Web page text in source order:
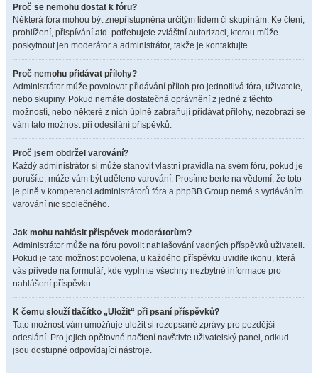
Proč se nemohu dostat k fóru?
Některá fóra mohou být znepřístupněna určitým lidem či skupinám. Ke čtení,
prohlížení, přispívání atd. potřebujete zvláštní autorizaci, kterou může
poskytnout jen moderátor a administrátor, takže je kontaktujte.
Proč nemohu přidávat přílohy?
Administrátor může povolovat přidávání příloh pro jednotlivá fóra, uživatele,
nebo skupiny. Pokud nemáte dostatečná oprávnění z jedné z těchto
možností, nebo některé z nich úplně zabraňují přidávat přílohy, nezobrazí se
vám tato možnost při odesílání příspěvků.
Proč jsem obdržel varování?
Každý administrátor si může stanovit vlastní pravidla na svém fóru, pokud je
porušíte, může vám být uděleno varování. Prosíme berte na vědomí, že toto
je plně v kompetenci administrátorů fóra a phpBB Group nemá s vydáváním
varování nic společného.
Jak mohu nahlásit příspěvek moderátorům?
Administrátor může na fóru povolit nahlašování vadných příspěvků uživateli.
Pokud je tato možnost povolena, u každého příspěvku uvidíte ikonu, která
vás přivede na formulář, kde vyplníte všechny nezbytné informace pro
nahlášení příspěvku.
K čemu slouží tlačítko „Uložit“ při psaní příspěvků?
Tato možnost vám umožňuje uložit si rozepsané zprávy pro pozdější
odeslání. Pro jejich opětovné načtení navštivte uživatelský panel, odkud
jsou dostupné odpovídající nástroje.